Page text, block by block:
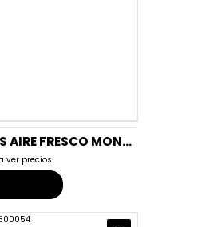
AGERUL COLGADOR BOLAS AIRE FRESCO MONTAÑA (2X50GR) DUO PACK
ver precios